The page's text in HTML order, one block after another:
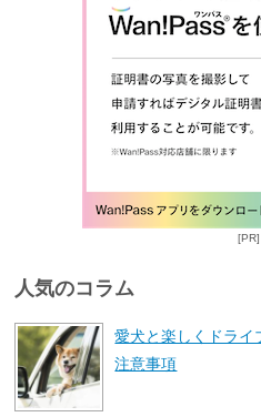
[PR]
人気のコラム
愛犬と楽しくドライ
注意事項